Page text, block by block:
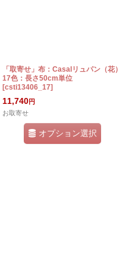
「取寄せ」布：Casalリュパン（花）
17色：長さ50cm単位
[csti13406_17]
11,740円
お取寄せ
オプション選択